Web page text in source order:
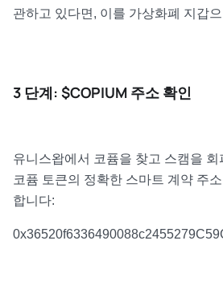
관하고 있다면, 이를 가상화폐 지갑
3 단계: $COPIUM 주소 확인
유니스왑에서 코퓸을 찾고 스캠을 회
코퓸 토큰의 정확한 스마트 계약 주
합니다: